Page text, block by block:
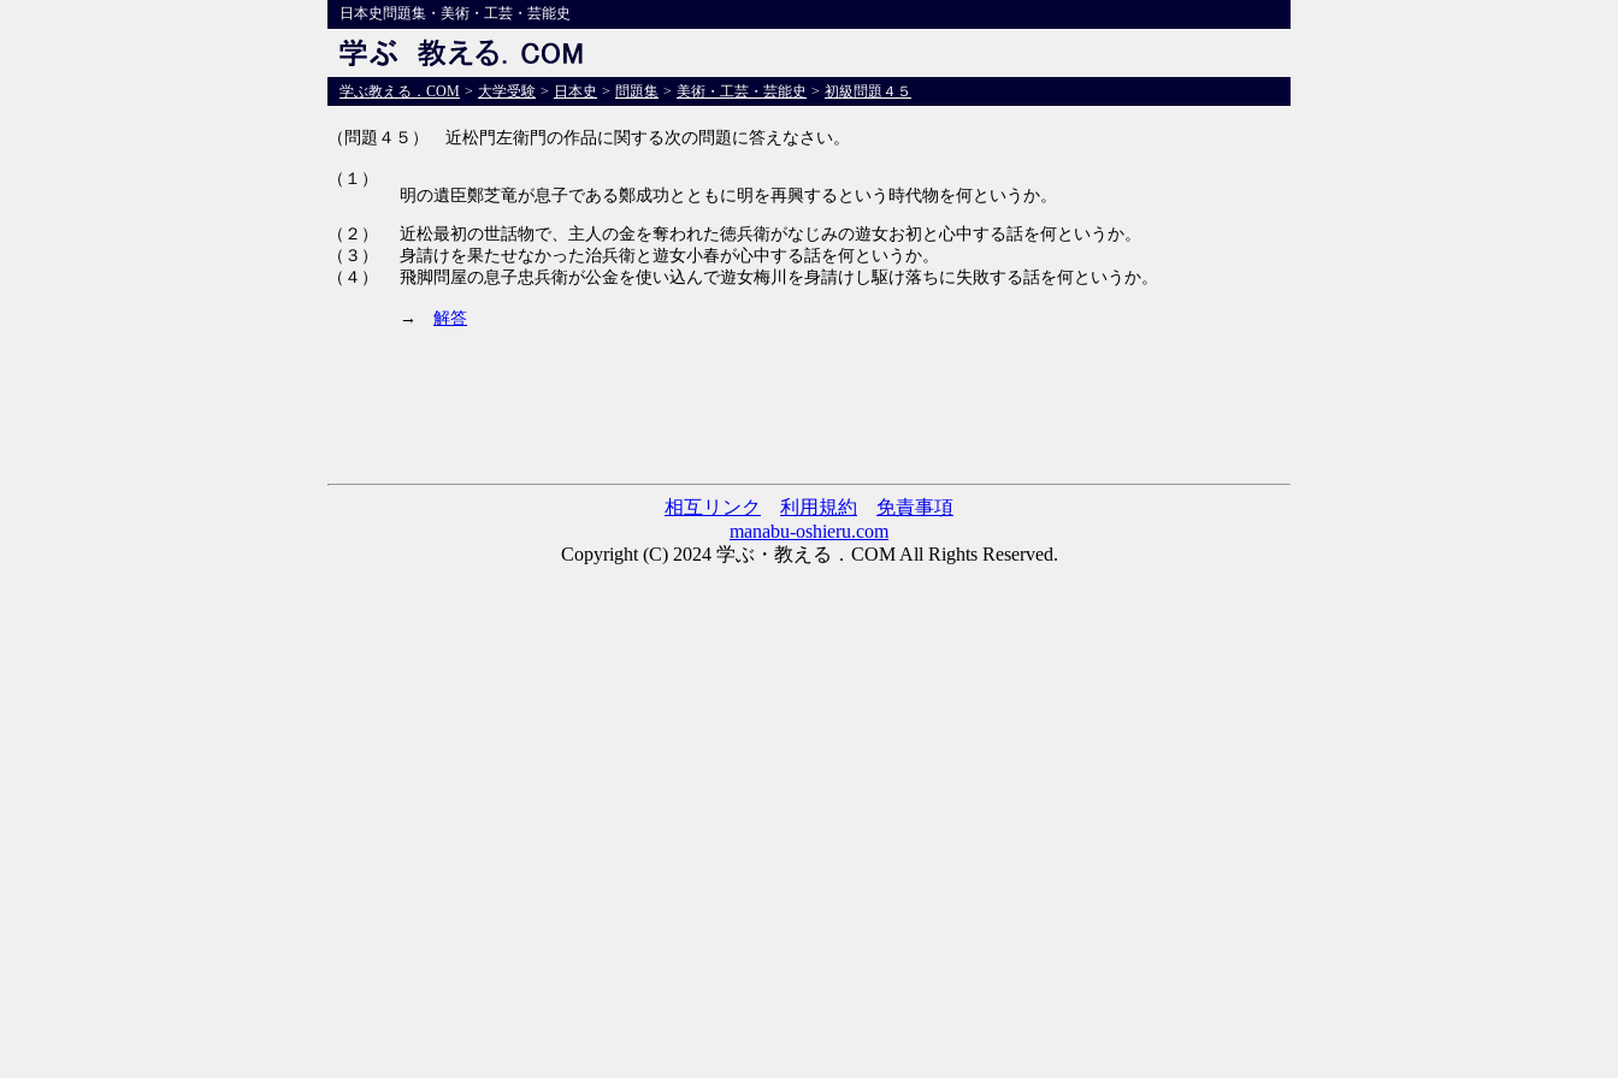
日本史問題集・美術・工芸・芸能史
学ぶ教える．COM > 大学受験 > 日本史 > 問題集 > 美術・工芸・芸能史 > 初級問題４５
（問題４５） 近松門左衛門の作品に関する次の問題に答えなさい。
（１）
明の遺臣鄭芝竜が息子である鄭成功とともに明を再興するという時代物を何というか。
（２）
近松最初の世話物で、主人の金を奪われた徳兵衛がなじみの遊女お初と心中する話を何というか。
（３）
身請けを果たせなかった治兵衛と遊女小春が心中する話を何というか。
（４）
飛脚問屋の息子忠兵衛が公金を使い込んで遊女梅川を身請けし駆け落ちに失敗する話を何というか。
→ 解答
相互リンク 利用規約
免責事項
manabu-oshieru.com
Copyright (C) 2024 学ぶ・教える．COM All Rights Reserved.